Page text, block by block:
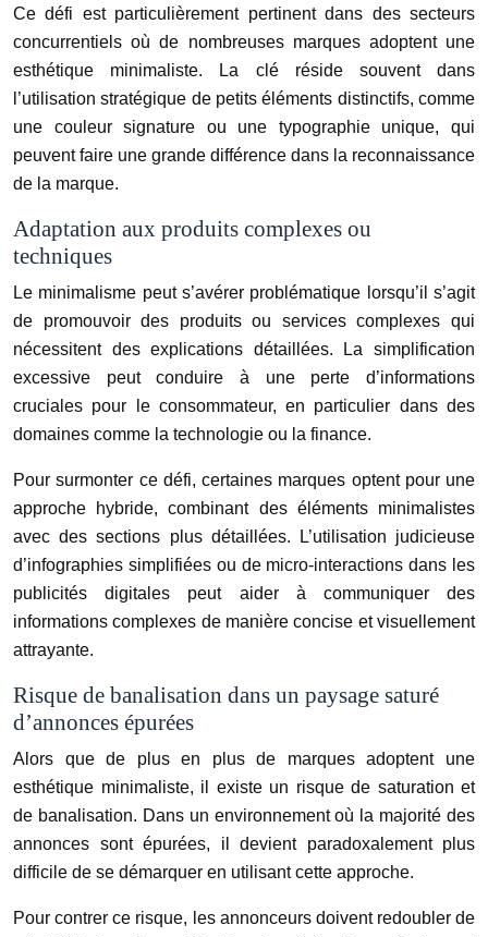
Ce défi est particulièrement pertinent dans des secteurs
concurrentiels où de nombreuses marques adoptent une
esthétique minimaliste. La clé réside souvent dans
l’utilisation stratégique de petits éléments distinctifs, comme
une couleur signature ou une typographie unique, qui
peuvent faire une grande différence dans la reconnaissance
de la marque.
Adaptation aux produits complexes ou
techniques
Le minimalisme peut s’avérer problématique lorsqu’il s’agit
de promouvoir des produits ou services complexes qui
nécessitent des explications détaillées. La simplification
excessive peut conduire à une perte d’informations
cruciales pour le consommateur, en particulier dans des
domaines comme la technologie ou la finance.
Pour surmonter ce défi, certaines marques optent pour une
approche hybride, combinant des éléments minimalistes
avec des sections plus détaillées. L’utilisation judicieuse
d’infographies simplifiées ou de micro-interactions dans les
publicités digitales peut aider à communiquer des
informations complexes de manière concise et visuellement
attrayante.
Risque de banalisation dans un paysage saturé
d’annonces épurées
Alors que de plus en plus de marques adoptent une
esthétique minimaliste, il existe un risque de saturation et
de banalisation. Dans un environnement où la majorité des
annonces sont épurées, il devient paradoxalement plus
difficile de se démarquer en utilisant cette approche.
Pour contrer ce risque, les annonceurs doivent redoubler de